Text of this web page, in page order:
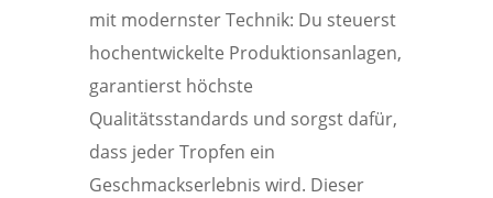
mit modernster Technik: Du steuerst
hochentwickelte Produktionsanlagen,
garantierst höchste
Qualitätsstandards und sorgst dafür,
dass jeder Tropfen ein
Geschmackserlebnis wird. Dieser